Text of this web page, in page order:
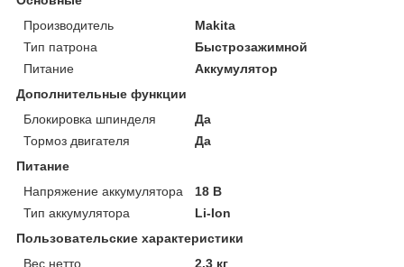
Производитель
Makita
Тип патрона
Быстрозажимной
Питание
Аккумулятор
Дополнительные функции
Блокировка шпинделя
Да
Тормоз двигателя
Да
Питание
Напряжение аккумулятора
18 В
Тип аккумулятора
Li-Ion
Пользовательские характеристики
Вес нетто
2.3 кг